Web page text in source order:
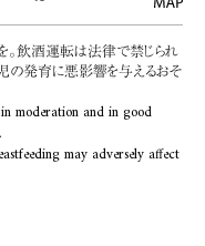
。飲酒運転は法律で禁じられ
の発育に悪影響を与えるおそ
moderation and in good
may adversely affect